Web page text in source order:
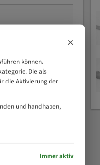
×
können.
Die als
die Aktivierung der
und handhaben,
Immer aktiv